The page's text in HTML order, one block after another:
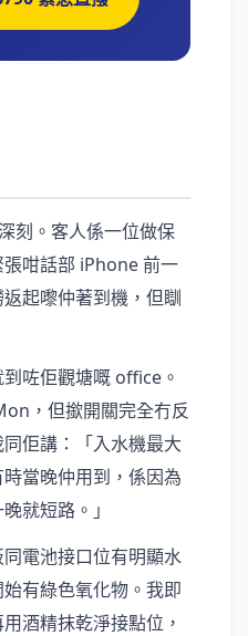
刻。客人係一位做保
咁話部 iPhone 前一
起嚟仲著到機，但瞓
咗佢觀塘嘅 office。
，但撳開關完全冇反
佢講：「入水機最大
當晚仲用到，係因為
就短路。」
電池接口位有明顯水
有綠色氧化物。我即
酒精抹乾淨接點位，